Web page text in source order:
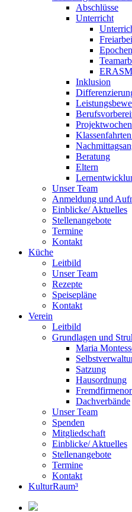
Abschlüsse
Unterricht
Inklusion
Projektwochen
Beratung
Eltern
Unser Team
Anmeldung und
Einblicke/ Aktuelles
Stellenangebote
Termine
Kontakt
Küche
Leitbild
Unser Team
Rezepte
Speisepläne
Kontakt
Verein
Leitbild
Grundlagen und
Maria
Satzung
Hausordnung
Dachverbände
Unser Team
Spenden
Mitgliedschaft
Einblicke/ Aktuelles
Stellenangebote
Termine
Kontakt
KulturRaum³